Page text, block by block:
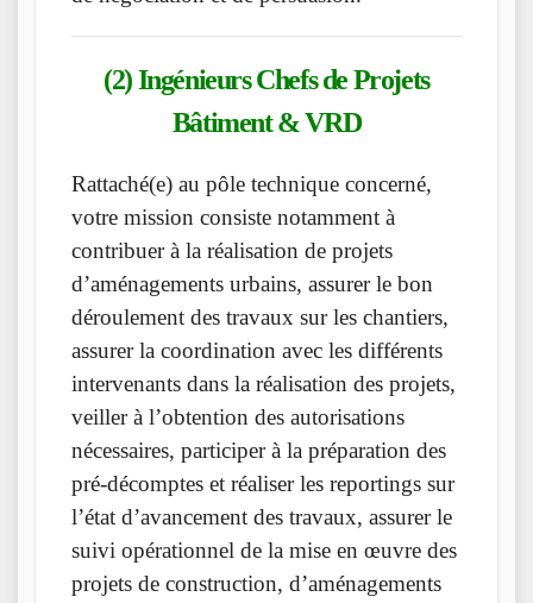
(2) Ingénieurs Chefs de Projets
Bâtiment & VRD
Rattaché(e) au pôle technique concerné,
votre mission consiste notamment à
contribuer à la réalisation de projets
d’aménagements urbains, assurer le bon
déroulement des travaux sur les chantiers,
assurer la coordination avec les différents
intervenants dans la réalisation des projets,
veiller à l’obtention des autorisations
nécessaires, participer à la préparation des
pré-décomptes et réaliser les reportings sur
l’état d’avancement des travaux, assurer le
suivi opérationnel de la mise en œuvre des
projets de construction, d’aménagements